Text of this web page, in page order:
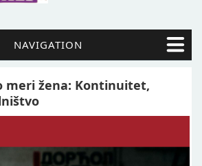
NAVIGATION
meri žena: Kontinuitet,